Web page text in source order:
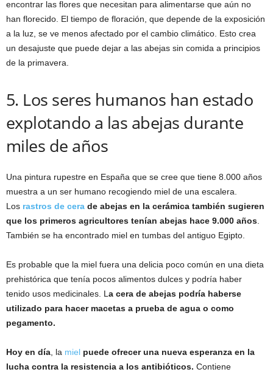
encontrar las flores que necesitan para alimentarse que aún no
han florecido. El tiempo de floración, que depende de la exposición
a la luz, se ve menos afectado por el cambio climático. Esto crea
un desajuste que puede dejar a las abejas sin comida a principios
de la primavera.
5. Los seres humanos han estado
explotando a las abejas durante
miles de años
Una pintura rupestre en España que se cree que tiene 8.000 años
muestra a un ser humano recogiendo miel de una escalera.
Los rastros de cera de abejas en la cerámica también sugieren
que los primeros agricultores tenían abejas hace 9.000 años
También se ha encontrado miel en tumbas del antiguo Egipto.
Es probable que la miel fuera una delicia poco común en una dieta
prehistórica que tenía pocos alimentos dulces y podría haber
tenido usos medicinales. L a cera de abejas podría haberse
utilizado para hacer macetas a prueba de agua o como
pegamento.
Hoy en día , la miel puede ofrecer una nueva esperanza en la
lucha contra la resistencia a los antibióticos. Contiene